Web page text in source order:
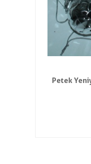
Petek